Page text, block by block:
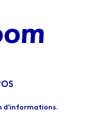
d'informations.